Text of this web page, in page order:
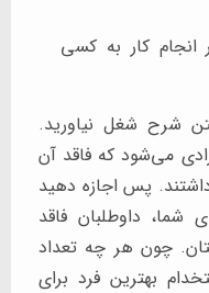
انجام کار به کسی
شرح شغل نیاورید.
می‌شود که فاقد آن
داشتند. پس اجازه دهید
شما، داوطلبان فاقد
چون هر چه تعداد
بهترین فرد برای